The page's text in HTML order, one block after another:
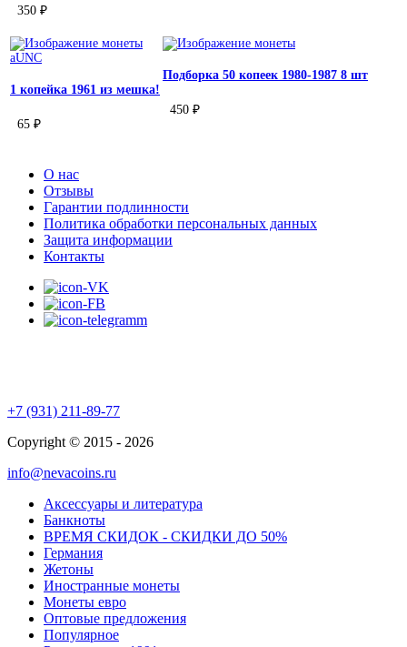
350 ₽
aUNC
1 копейка 1961 из мешка!
65 ₽
Подборка 50 копеек 1980-1987 8 шт
450 ₽
О нас
Отзывы
Гарантии подлинности
Политика обработки персональных данных
Защита информации
Контакты
+7 (931) 211-89-77
Copyright © 2015 - 2026
info@nevacoins.ru
Аксессуары и литература
Банкноты
ВРЕМЯ СКИДОК - СКИДКИ ДО 50%
Германия
Жетоны
Иностранные монеты
Монеты евро
Оптовые предложения
Популярное